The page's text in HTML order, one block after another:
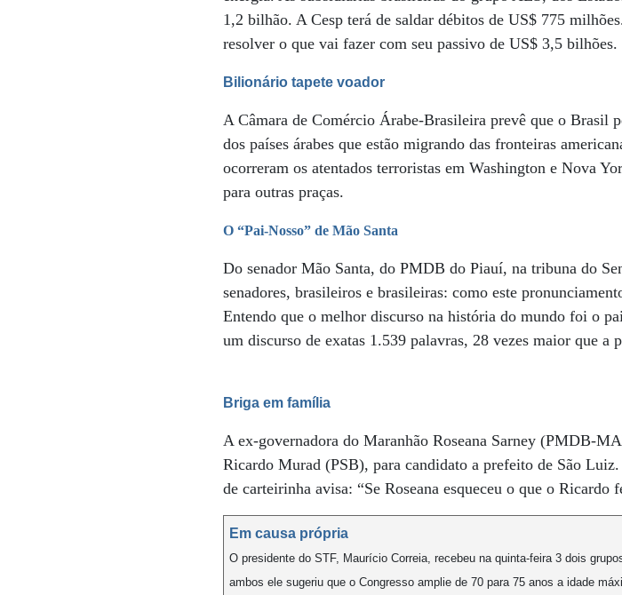
1,2 bilhão. A Cesp terá de saldar débitos de US$ 775
resolver o que vai fazer com seu passivo de US$ 3,5 bilhões.
Bilionário tapete voador
A Câmara de Comércio Árabe-Brasileira prevê que o Brasil
dos países árabes que estão migrando das fronteiras
ocorreram os atentados terroristas em Washington e Nova
para outras praças.
O “Pai-Nosso” de Mão Santa
Do senador Mão Santa, do PMDB do Piauí, na tribuna do
senadores, brasileiros e brasileiras: como este
Entendo que o melhor discurso na história do mundo foi o
um discurso de exatas 1.539 palavras, 28 vezes maior que a
Briga em família
A ex-governadora do Maranhão Roseana Sarney (PMDB-
Ricardo Murad (PSB), para candidato a prefeito de São
de carteirinha avisa: “Se Roseana esqueceu o que o
Em causa própria
O presidente do STF, Maurício Correia, recebeu na quinta-feira 3 dois
ambos ele sugeriu que o Congresso amplie de 70 para 75 anos a idade